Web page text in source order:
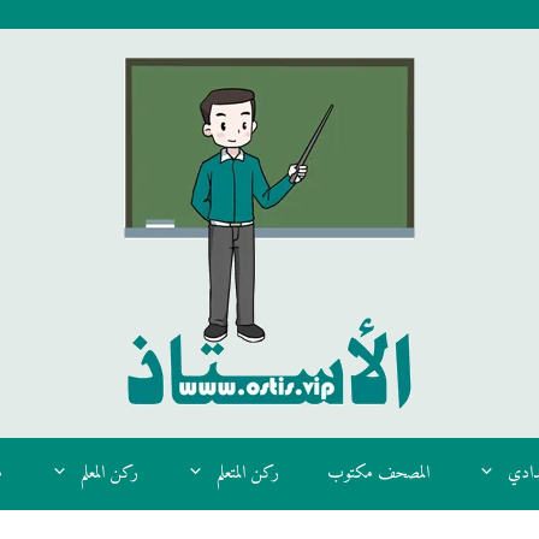
المصحف مكتوب ركن المتعلم ركن المعلم